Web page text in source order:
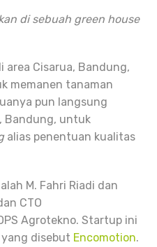
di sebuah green house
area Cisarua, Bandung,
memanen tanaman
pun langsung
Bandung, untuk
alias penentuan kualitas
M. Fahri Riadi dan
CTO
Agrotekno. Startup ini
disebut Encomotion.